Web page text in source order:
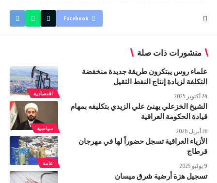
Facebook
منشورات ذات صلة
اقتصادية
علماء روس يبتكرون طريقة جديدة منخفضة
التكلفة لزيادة إنتاج النفط الثقيل
24 أكتوبر 2025
سياسية
الشيخ الخزعلي يهنئ علي الزيدي بتكليفه بمهام
قيادة الحكومة العراقية
28 أبريل 2026
عامة
الأزياء العراقية تسجل حضوراً لها في مهرجان
قرطاج
9 يوليو 2025
تسجيل هزة أرضية شرق ميسان